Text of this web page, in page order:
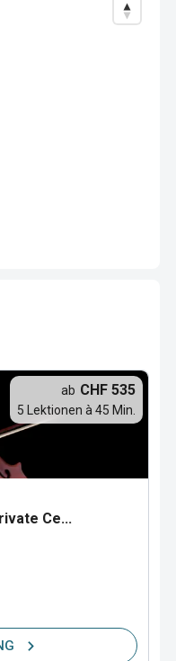
Ce...
ab CHF 535
5 Lektionen à 45 Min.